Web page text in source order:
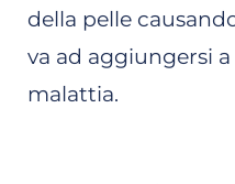
della pelle
va ad aggiungersi
malattia.